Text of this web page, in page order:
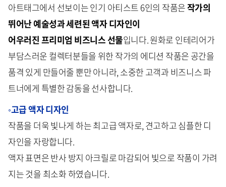
아트태그에서 선보이는 인기 아티스트 6인의 작품은작가의
뛰어난 예술성과 세련된 액자 디자인이
어우러진 프리미엄 비즈니스 선물입니다. 원화로 인테리어가
부담스러운 컬렉터분들을 위한 작가의 에디션 작품은 공간을
품격 있게 만들어줄 뿐만 아니라, 소중한 고객과 비즈니스 파
트너에게 특별한 감동을 선사합니다.
◦고급 액자 디자인
작품을 더욱 빛나게 하는 최고급 액자로, 견고하고 심플한 디
자인을 자랑합니다.
액자 표면은 반사 방지 아크릴로 마감되어 빛으로 작품이 가려
지는 것을 최소화 하였습니다.